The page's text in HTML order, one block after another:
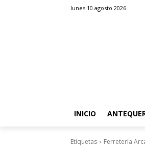
lunes 10 agosto 2026
INICIO
Etiquetas Ferretería